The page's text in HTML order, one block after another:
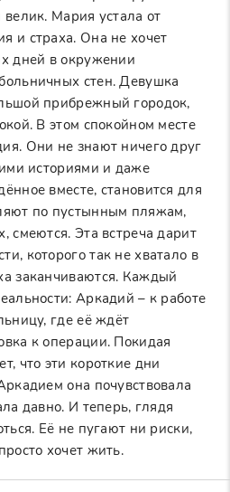
Мария устала от
и страха. Она не хочет
дней в окружении
стен. Девушка
прибрежный городок,
В этом спокойном месте
Они не знают ничего друг
историями и даже
вместе, становится для
по пустынным пляжам,
смеются. Эта встреча дарит
которого так не хватало в
заканчиваются. Каждый
Аркадий – к работе
где её ждёт
к операции. Покидая
что эти короткие дни
она почувствовала
давно. И теперь, глядя
Её не пугают ни риски,
хочет жить.